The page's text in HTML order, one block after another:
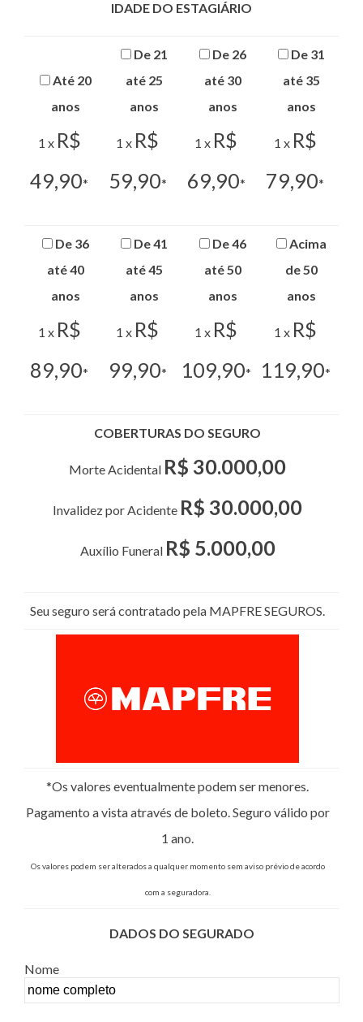
IDADE DO ESTAGIÁRIO
Até 20
anos
1 x R$
49,90*
De 21
até 25
anos
1 x R$
59,90*
De 26
até 30
anos
1 x R$
69,90*
De 31
até 35
anos
1 x R$
79,90*
De 36
até 40
anos
1 x R$
89,90*
De 41
até 45
anos
1 x R$
99,90*
De 46
até 50
anos
1 x R$
109,90*
Acima
de 50
anos
1 x R$
119,90*
COBERTURAS DO SEGURO
Morte Acidental R$ 30.000,00
Invalidez por Acidente R$ 30.000,00
Auxílio Funeral R$ 5.000,00
Seu seguro será contratado pela MAPFRE SEGUROS.
*Os valores eventualmente podem ser menores.
Pagamento a vista através de boleto. Seguro válido por
1 ano.
Os valores podem ser alterados a qualquer momento sem aviso prévio de acordo
com a seguradora.
DADOS DO SEGURADO
Nome